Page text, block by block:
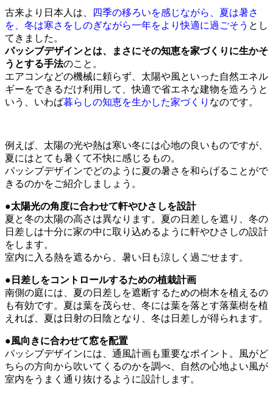
古来より日本人は、
四季の移ろいを感じながら、夏は暑さ
を、冬は寒さをしのぎながら一年をより快適に過ごそう とし
てきました。
パッシブデザインとは、まさにその知恵を家づくりに生かそ
うとする手法のこと。
エアコンなどの機械に頼らず、太陽や風といった自然エネル
ギーをできるだけ利用して、快適で省エネな建物を造ろうと
いう、いわば暮らしの知恵を生かした家づくり なのです。
例えば、太陽の光や熱は寒い冬には心地の良いものですが、
夏にはとても暑くて不快に感じるもの。
パッシブデザインでどのように夏の暑さを和らげることがで
きるのかをご紹介しましょう。
●太陽光の角度に合わせて軒やひさしを設計
夏と冬の太陽の高さは異なります。夏の日差しを遮り、冬の
日差しは十分に家の中に取り込めるように軒やひさしの設計
をします。
室内に入る熱を遮るから、暑い日も涼しく過ごせます。
●日差しをコントロールするための植栽計画
南側の庭には、夏の日差しを遮断するための樹木を植えるの
も有効です。夏は葉を茂らせ、冬には葉を落とす落葉樹を植
えれば、夏は日射の日陰となり、冬は日差しが得られます。
●風向きに合わせて窓を配置
パッシブデザインには、通風計画も重要なポイント。風がど
ちらの方向から吹いてくるのかを調べ、自然の心地よい風が
室内をうまく通り抜けるように設計します。